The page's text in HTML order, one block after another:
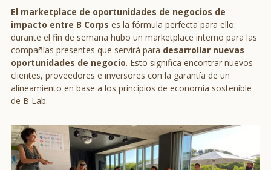
El marketplace de oportunidades de negocios de
impacto entre B Corps es la fórmula perfecta para ello:
durante el fin de semana hubo un marketplace interno para las
compañías presentes que servirá para desarrollar nuevas
oportunidades de negocio. Esto significa encontrar nuevos
clientes, proveedores e inversores con la garantía de un
alineamiento en base a los principios de economía sostenible
de B Lab.